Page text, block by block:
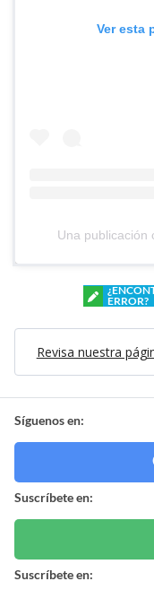
Ver esta
Una publicación
ERROR?
Revisa nuestra
Síguenos en:
Suscríbete en:
Suscríbete en: